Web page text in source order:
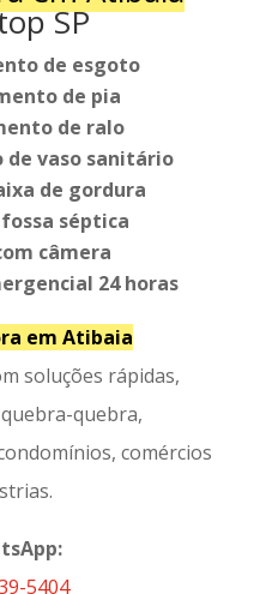
SP
de esgoto
de pia
de ralo
vaso sanitário
de gordura
séptica
câmera
24 horas
em Atibaia
soluções rápidas,
quebra,
comércios
5404